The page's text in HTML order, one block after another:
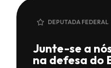
DEPUTADA FEDERAL
Junte-se a
na defesa do